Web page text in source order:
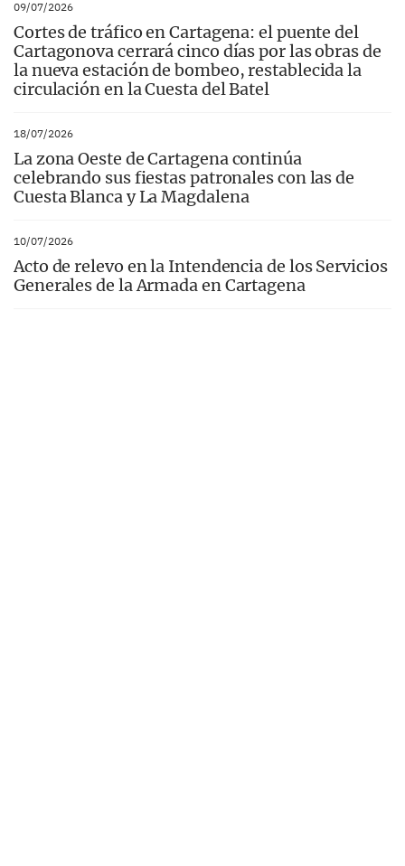
09/07/2026
Cortes de tráfico en Cartagena: el puente del
Cartagonova cerrará cinco días por las obras de
la nueva estación de bombeo, restablecida la
circulación en la Cuesta del Batel
18/07/2026
La zona Oeste de Cartagena continúa
celebrando sus fiestas patronales con las de
Cuesta Blanca y La Magdalena
10/07/2026
Acto de relevo en la Intendencia de los Servicios
Generales de la Armada en Cartagena